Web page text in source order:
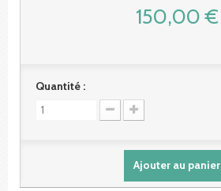
150,00 €
Quantité :
Ajouter au panier